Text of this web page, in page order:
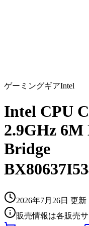
ゲーミングギアIntel
Intel CPU
2.9GHz
Bridge
2026年7月26日 更新
販売情報は各販売